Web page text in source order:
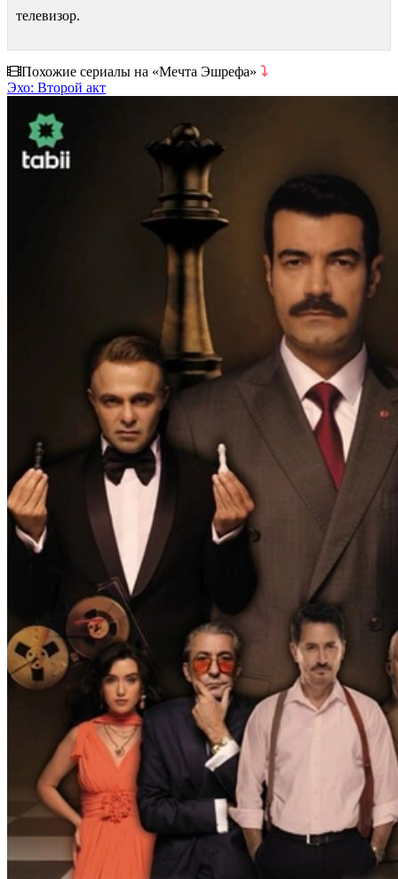
телевизор.
Похожие сериалы на «Мечта Эшрефа» ⤵
Эхо: Второй акт